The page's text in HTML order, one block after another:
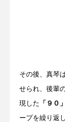
その後、真琴
せられ、後輩
現した 「９０」
ープを繰り返